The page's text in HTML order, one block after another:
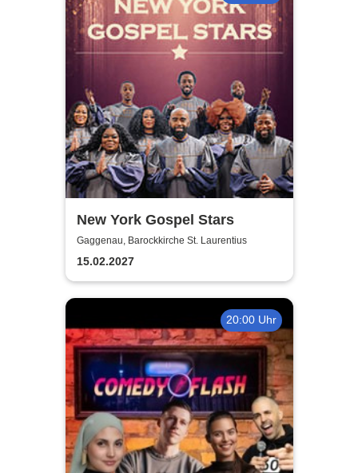
New York Gospel Stars
Gaggenau, Barockkirche St. Laurentius
15.02.2027
20:00 Uhr